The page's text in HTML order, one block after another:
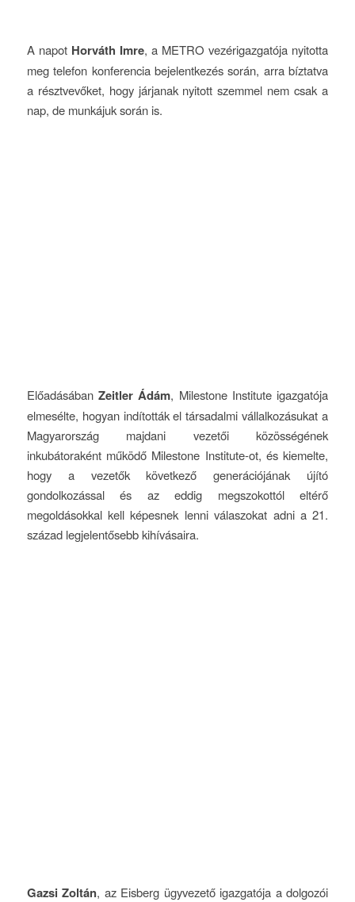
A napot Horváth Imre, a METRO vezérigazgatója nyitotta
meg telefon konferencia bejelentkezés során, arra bíztatva
a résztvevőket, hogy járjanak nyitott szemmel nem csak a
nap, de munkájuk során is.
Előadásában Zeitler Ádám, Milestone Institute igazgatója
elmesélte, hogyan indították el társadalmi vállalkozásukat a
Magyarország majdani vezetői közösségének
inkubátoraként működő Milestone Institute-ot, és kiemelte,
hogy a vezetők következő generációjának újító
gondolkozással és az eddig megszokottól eltérő
megoldásokkal kell képesnek lenni válaszokat adni a 21.
század legjelentősebb kihívásaira.
Gazsi Zoltán, az Eisberg ügyvezető igazgatója a dolgozói